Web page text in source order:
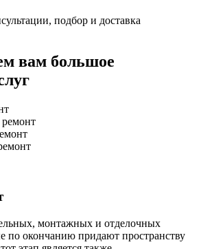
подбор и доставка
вам большое
монтажных и отделочных
по окончанию придают пространству